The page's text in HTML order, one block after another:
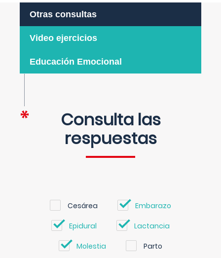
Otras consultas
Video ejercicios
Educación Emocional
Consulta las
respuestas
Cesárea Embarazo
Epidural Lactancia
Molestia Parto